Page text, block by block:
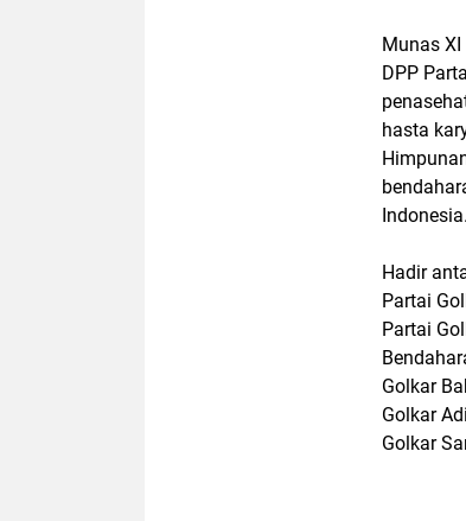
Munas
DPP
hasta
Indonesia.
Hadir
Partai
Partai
Golkar
Golkar
Golkar